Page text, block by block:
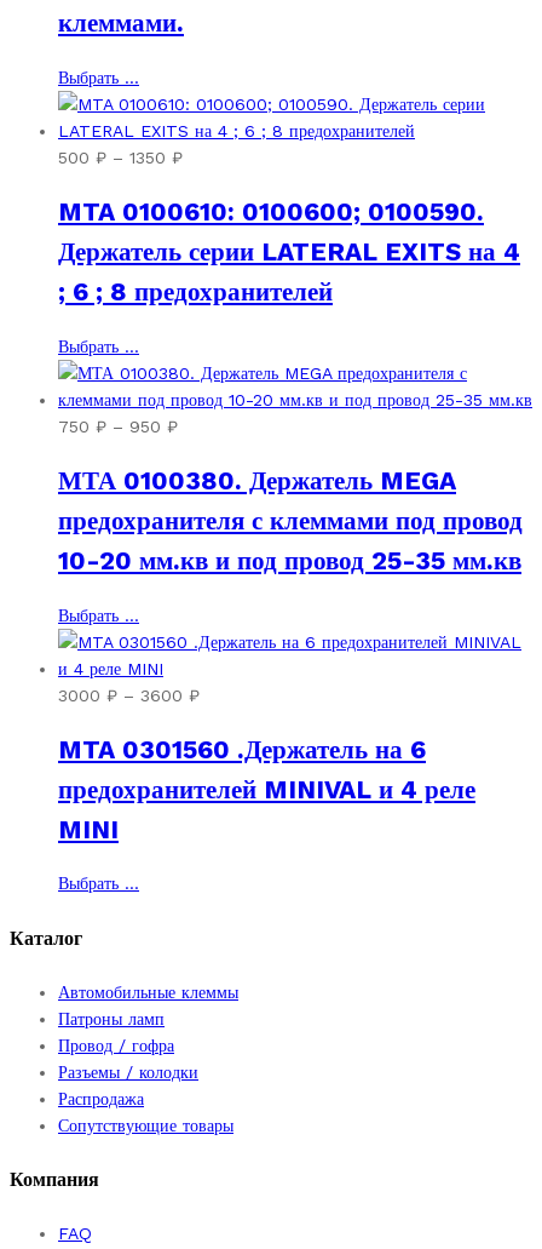
клеммами.
Выбрать ...
товар
имеет
несколько
Опции
выбрать
на
500 ₽ – 1350 ₽Диапазон
500 ₽
1350 ₽
MTA 0100610: 0100600; 0100590.
Держатель серии LATERAL EXITS на 4
; 6 ; 8 предохранителей
Выбрать ...
товар
имеет
несколько
Опции
выбрать
на
750 ₽ – 950 ₽Диапазон
750 ₽
950 ₽
МТА 0100380. Держатель MEGA
предохранителя с клеммами под провод
10-20 мм.кв и под провод 25-35 мм.кв
Выбрать ...
товар
имеет
несколько
Опции
выбрать
3000 ₽ – 3600 ₽Диапазон
3000 ₽
3600 ₽
MTA 0301560 .Держатель на 6
предохранителей MINIVAL и 4 реле
MINI
Выбрать ...
вариаций.
Опции
можно
выбрать
на
странице
Каталог
Автомобильные клеммы
Патроны ламп
Провод / гофра
Разъемы / колодки
Распродажа
Сопутствующие товары
Компания
FAQ